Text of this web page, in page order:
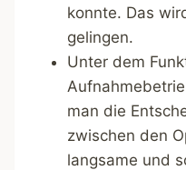
konnte. Das
gelingen.
Unter dem
man die
zwischen den
langsame und